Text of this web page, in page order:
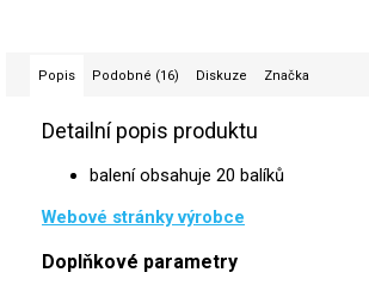
Popis Podobné (16) Diskuze Značka
Detailní popis produktu
balení obsahuje 20 balíků
Webové stránky výrobce
Doplňkové parametry